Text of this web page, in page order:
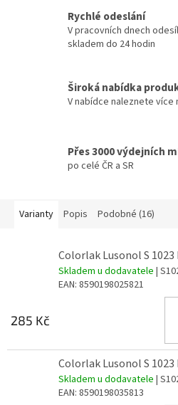
Rychlé odeslání
V pracovních dnech
skladem do 24 hodin
Široká nabídka
V nabídce naleznete více
Přes 3000 výdejních
po celé ČR a SR
Varianty Popis Podobné (16)
Colorlak Lusonol S 1023
Skladem u dodavatele |
EAN: 8590198025821
285 Kč
Colorlak Lusonol S 1023
Skladem u dodavatele |
EAN: 8590198035813